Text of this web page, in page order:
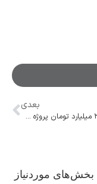
بعدی
افتتاح ۲۷۰۰۰ میلیارد تومان پروژه صنعتی در سفر رئیس جمهور به فارس
بخش‌های موردنیاز